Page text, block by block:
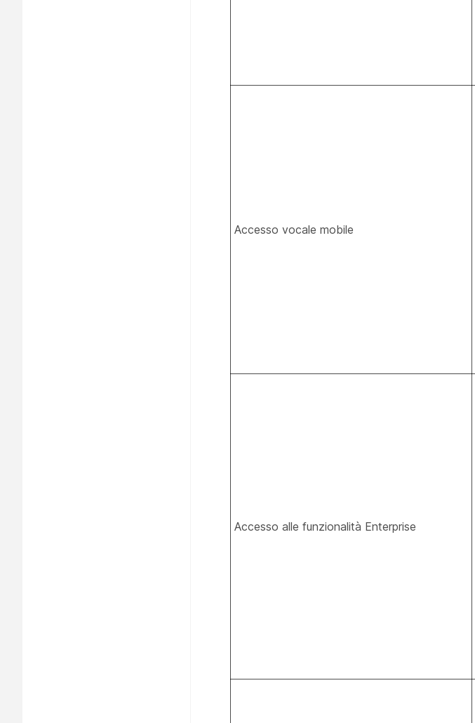
Accesso vocale mobile
Accesso alle funzionalità Enterprise